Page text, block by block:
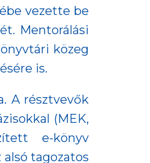
vezette be
Mentorálási
közeg
is.
A résztvevők
(MEK,
e-könyv
tagozatos